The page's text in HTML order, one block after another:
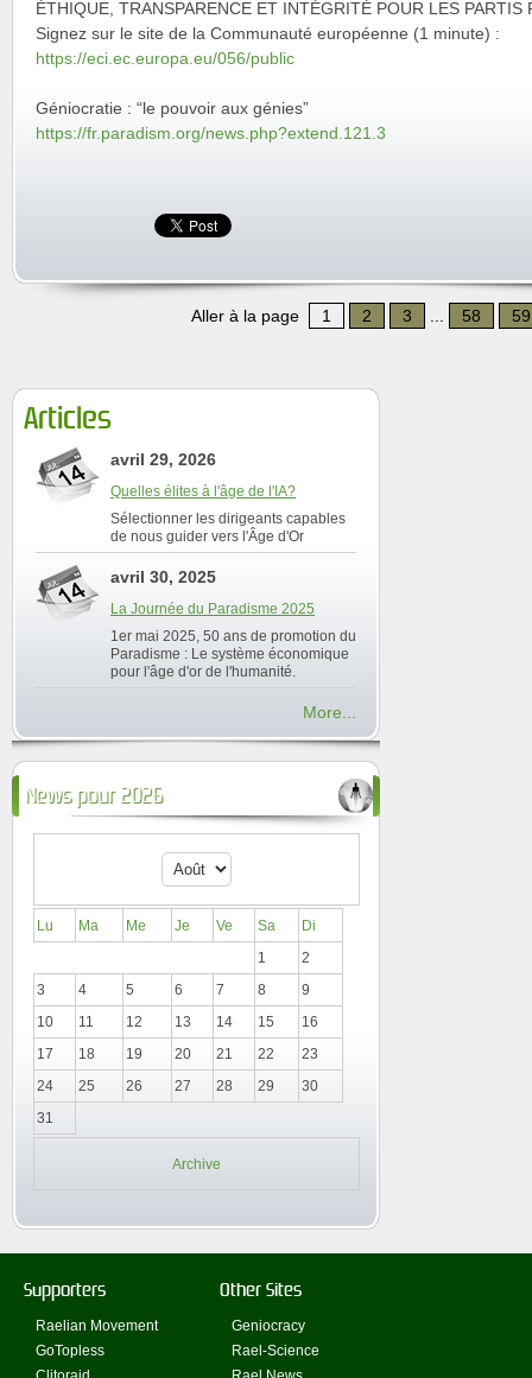
ÉTHIQUE, TRANSPARENCE ET INTÉGRITÉ POUR LES PARTIS
Signez sur le site de la Communauté européenne (1 minute) :
https://eci.ec.europa.eu/056/public
Géniocratie : “le pouvoir aux génies”
https://fr.paradism.org/news.php?extend.121.3
Aller à la page 1 2 3 58 59
Articles
avril 29, 2026
Quelles élites à l'âge de l'IA?
Sélectionner les dirigeants capables
de nous guider vers l'Âge d'Or
avril 30, 2025
La Journée du Paradisme 2025
1er mai 2025, 50 ans de promotion du
Paradisme : Le système économique
pour l'âge d'or de l'humanité.
More...
News pour 2026
Lu Ma Me Je Ve Sa
Di
1
2
3
4 5 6 7 8
9
10
11 12 13 14 15
16
17
18 19 20 21 22
23
24
25 26 27 28 29
30
31
Archive
Supporters
Raelian Movement
GoTopless
Other Sites
Geniocracy
Rael-Science